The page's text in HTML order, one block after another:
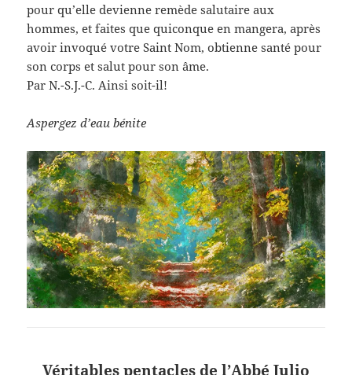
pour qu’elle devienne remède salutaire aux
hommes, et faites que quiconque en mangera, après
avoir invoqué votre Saint Nom, obtienne santé pour
son corps et salut pour son âme.
Par N.-S.J.-C. Ainsi soit-il!
Aspergez d’eau bénite
Véritables pentacles de l’Abbé Julio